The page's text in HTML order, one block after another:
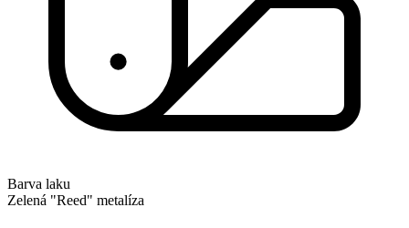
Barva laku
Zelená "Reed" metalíza